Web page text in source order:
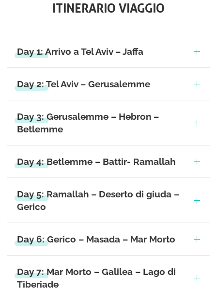
ITINERARIO VIAGGIO
Day 1: Arrivo a Tel Aviv – Jaffa
Day 2: Tel Aviv – Gerusalemme
Day 3: Gerusalemme – Hebron –
Betlemme
Day 4: Betlemme – Battir- Ramallah
Day 5: Ramallah – Deserto di giuda –
Gerico
Day 6: Gerico – Masada – Mar Morto
Day 7: Mar Morto – Galilea – Lago di
Tiberiade